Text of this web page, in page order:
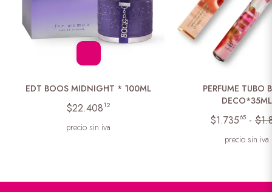
EDT BOOS MIDNIGHT * 100ML
$22.40812
precio sin iva
PERFUME TUBO
DECO*35ML
$1.73565 -
precio sin iva